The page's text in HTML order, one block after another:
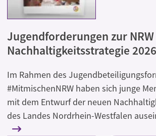
Jugendforderungen zur NRW
Nachhaltigkeitsstrategie 2026
Im Rahmen des
#MitmischenNRW haben sich junge
mit dem Entwurf der neuen
des Landes Nordrhein-Westfalen